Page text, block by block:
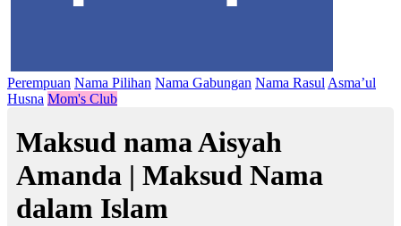
Perempuan Nama Pilihan Nama Gabungan Nama Rasul Asma’ul
Husna Mom's Club
Maksud nama Aisyah
Amanda | Maksud Nama
dalam Islam